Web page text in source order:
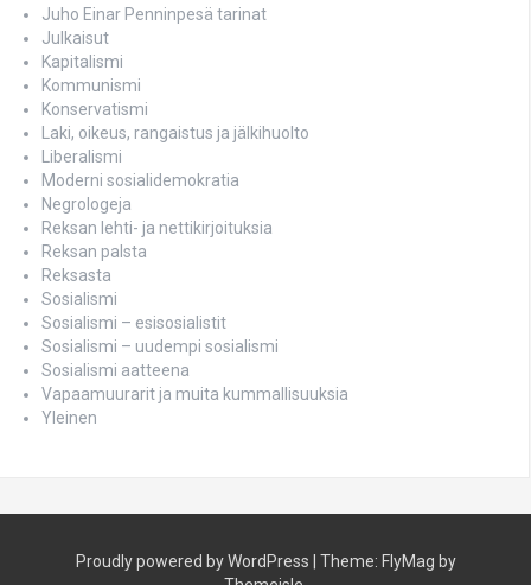
Juho Einar Penninpesä tarinat
Julkaisut
Kapitalismi
Kommunismi
Konservatismi
Laki, oikeus, rangaistus ja jälkihuolto
Liberalismi
Moderni sosialidemokratia
Negrologeja
Reksan lehti- ja nettikirjoituksia
Reksan palsta
Reksasta
Sosialismi
Sosialismi – esisosialistit
Sosialismi – uudempi sosialismi
Sosialismi aatteena
Vapaamuurarit ja muita kummallisuuksia
Yleinen
Proudly powered by WordPress | Theme: FlyMag by